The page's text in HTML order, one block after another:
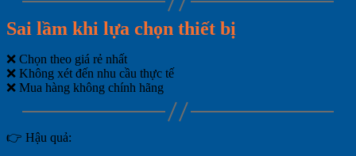
Sai lầm khi lựa chọn thiết bị
❌ Chọn theo giá rẻ nhất
❌ Không xét đến nhu cầu thực tế
❌ Mua hàng không chính hãng
👉 Hậu quả: